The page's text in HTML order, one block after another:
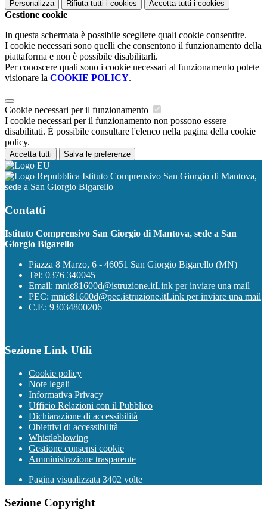
Personalizza Rifiuta tutti i cookies Accetta tutti i cookies
Gestione cookie
In questa schermata è possibile scegliere quali cookie consentire.
I cookie necessari sono quelli che consentono il funzionamento della
piattaforma e non è possibile disabilitarli.
Per conoscere quali sono i cookie necessari al funzionamento potete
visionare la COOKIE POLICY.
Cookie necessari per il funzionamento
I cookie necessari per il funzionamento non possono essere
disabilitati. È possibile consultare l'elenco nella pagina della cookie
policy.
Accetta tutti Salva le preferenze
Istituto Comprensivo San Giorgio di Mantova,
sede a San Giorgio Bigarello
Contatti
Istituto Comprensivo San Giorgio di Mantova, sede a San
Giorgio Bigarello
Piazza 8 Marzo, 6 - 46051 San Giorgio Bigarello (MN)
Tel: 0376 340045
Email: mnic81600d@istruzione.itLink per inviare una mail
PEC: mnic81600d@pec.istruzione.itLink per inviare una mail
C.F.: 93034800206
Sezione Link Utili
Cookie policy
Note legali
Informativa Privacy
Ufficio Relazioni con il Pubblico
Dichiarazione di accessibilità
Obiettivi di accessibilità
Whistleblowing
Gestione consensi cookie
Amministrazione trasparente
Pagina visualizzata 3402 volte
Sezione Copyright